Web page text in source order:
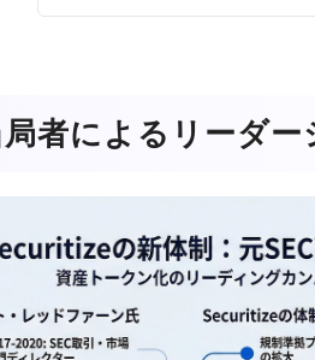
者によるリーダ